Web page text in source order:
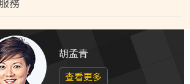
胡孟青
查看更多